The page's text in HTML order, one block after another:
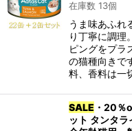
在庫数 13個
うま味あふれ
り丁寧に調理
ピングをプ
の猫種向きで
料、香料は一
SALE ・20％
ット タンタ